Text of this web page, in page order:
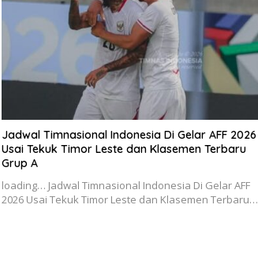
Jadwal Timnasional Indonesia Di Gelar AFF 2026
Usai Tekuk Timor Leste dan Klasemen Terbaru
Grup A
loading… Jadwal Timnasional Indonesia Di Gelar AFF
2026 Usai Tekuk Timor Leste dan Klasemen Terbaru…